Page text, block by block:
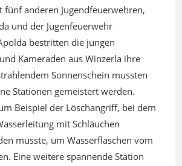
fünf anderen Jugendfeuerwehren,
und der Jugenfeuerwehr
bestritten die jungen
Kameraden aus Winzerla ihre
Sonnenschein mussten
Stationen gemeistert werden.
Beispiel der Löschangriff, bei dem
mit Schläuchen
musste, um Wasserflaschen vom
Eine weitere spannende Station